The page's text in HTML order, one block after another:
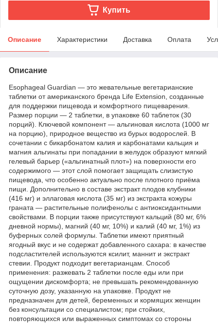
Купить
Описание Характеристики Доставка Оплата
Описание
Esophageal Guardian — это жевательные вегетарианские
таблетки от американского бренда Life Extension, созданные
для поддержки пищевода и комфортного пищеварения.
Размер порции — 2 таблетки, в упаковке 60 таблеток (30
порций). Ключевой компонент — альгиновая кислота (1000 мг
на порцию), природное вещество из бурых водорослей. В
сочетании с бикарбонатом калия и карбонатами кальция и
магния альгинаты при попадании в желудок образуют мягкий
гелевый барьер («альгинатный плот») на поверхности его
содержимого — этот слой помогает защищать слизистую
пищевода, что особенно актуально после плотного приёма
пищи. Дополнительно в составе экстракт плодов клубники
(416 мг) и эллаговая кислота (35 мг) из экстракта кожуры
граната — растительные полифенолы с антиоксидантными
свойствами. В порции также присутствуют кальций (80 мг, 6%
дневной нормы), магний (40 мг, 10%) и калий (40 мг, 1%) из
буферных солей формулы. Таблетки имеют приятный
ягодный вкус и не содержат добавленного сахара: в качестве
подсластителей используются ксилит, маннит и экстракт
стевии. Продукт подходит вегетарианцам. Способ
применения: разжевать 2 таблетки после еды или при
ощущении дискомфорта; не превышать рекомендованную
суточную дозу, указанную на упаковке. Продукт не
предназначен для детей, беременных и кормящих женщин
без консультации со специалистом; при стойких,
повторяющихся или выраженных симптомах со стороны